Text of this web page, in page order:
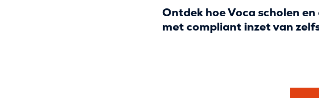
Ontdek hoe Voca scholen
met compliant inzet van